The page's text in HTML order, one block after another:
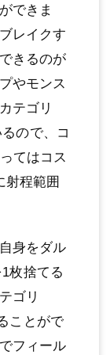
できま
レイクす
きるのが
やモンス
テゴリ
ので、コ
てはコス
射程範囲
身をダル
枚捨てる
ゴリ
ことがで
フィール